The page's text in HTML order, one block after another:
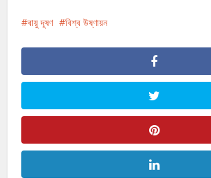
বায়ু দূষণ বিশ্ব উষ্ণায়ন